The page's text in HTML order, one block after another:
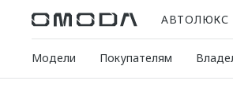
АВТОЛЮКС
Модели Покупателям